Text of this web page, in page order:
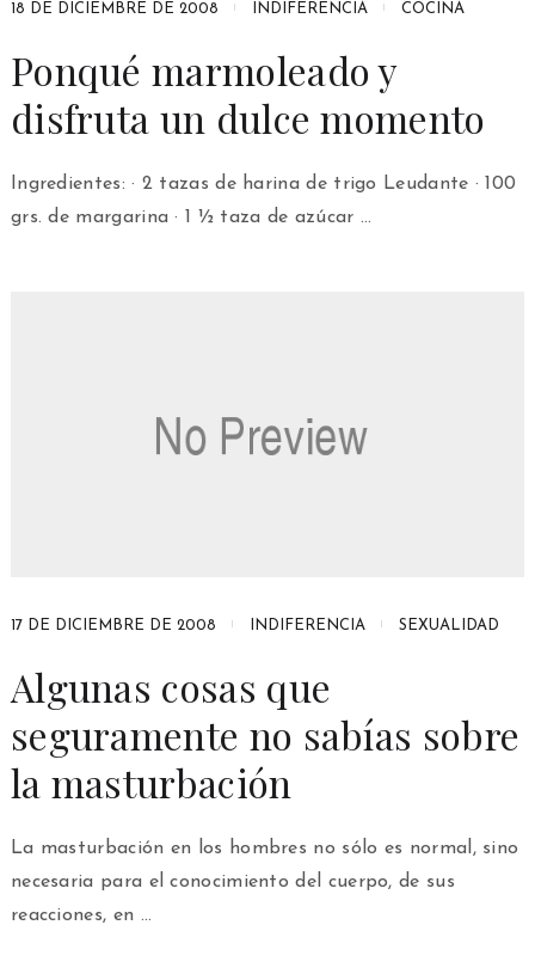
18 DE DICIEMBRE DE 2008 INDIFERENCIA COCINA
Ponqué marmoleado y
disfruta un dulce momento
Ingredientes: · 2 tazas de harina de trigo Leudante · 100
grs. de margarina · 1 ½ taza de azúcar …
17 DE DICIEMBRE DE 2008 INDIFERENCIA SEXUALIDAD
Algunas cosas que
seguramente no sabías sobre
la masturbación
La masturbación en los hombres no sólo es normal, sino
necesaria para el conocimiento del cuerpo, de sus
reacciones, en …